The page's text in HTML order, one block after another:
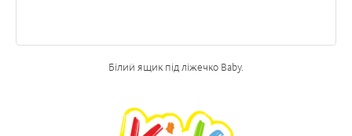
Білий ящик під ліжечко Baby.